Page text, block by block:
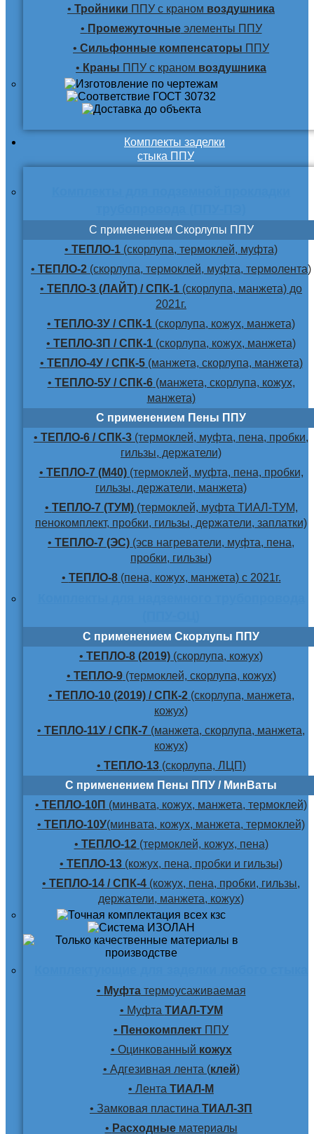
• Тройники ППУ с краном воздушника
• Промежуточныеэлементы ППУ
• Сильфонные компенсаторы ППУ
• Краны ППУ с краном воздушника
Комплекты заделки
стыка ППУ
С применением Скорлупы ППУ
• ТЕПЛО-1 (скорлупа, термоклей, муфта)
• ТЕПЛО-2 (скорлупа, термоклей, муфта, термолента)
• ТЕПЛО-3 (ЛАЙТ) / СПК-1 (скорлупа, манжета) до
2021г.
• ТЕПЛО-3У / СПК-1 (скорлупа, кожух, манжета)
• ТЕПЛО-3П / СПК-1 (скорлупа, кожух, манжета)
• ТЕПЛО-4У / СПК-5(манжета, скорлупа, манжета)
• ТЕПЛО-5У / СПК-6(манжета, скорлупа, кожух,
манжета)
С применением Пены ППУ
• ТЕПЛО-6 / СПК-3 (термоклей, муфта, пена, пробки,
гильзы, держатели)
• ТЕПЛО-7 (М40)(термоклей, муфта, пена, пробки,
гильзы, держатели, манжета)
• ТЕПЛО-7 (ТУМ)(термоклей, муфта ТИАЛ-ТУМ,
пенокомплект, пробки, гильзы, держатели, заплатки)
• ТЕПЛО-7 (ЭС) (эсв нагреватели, муфта, пена,
пробки, гильзы)
• ТЕПЛО-8(пена, кожух, манжета) с 2021г.
С применением Скорлупы ППУ
• ТЕПЛО-8 (2019) (скорлупа, кожух)
• ТЕПЛО-9(термоклей, скорлупа, кожух)
• ТЕПЛО-10 (2019) / СПК-2(скорлупа, манжета,
кожух)
• ТЕПЛО-11У / СПК-7 (манжета, скорлупа, манжета,
кожух)
• ТЕПЛО-13(скорлупа, ЛЦП)
С применением Пены ППУ / МинВаты
• ТЕПЛО-10П (минвата, кожух, манжета, термоклей)
• ТЕПЛО-10У(минвата, кожух, манжета, термоклей)
• ТЕПЛО-12(термоклей, кожух, пена)
• ТЕПЛО-13 (кожух, пена, пробки и гильзы)
• ТЕПЛО-14 / СПК-4 (кожух, пена, пробки, гильзы,
держатели, манжета, кожух)
• Муфтатермоусаживаемая
• Муфта ТИАЛ-ТУМ
• Пенокомплект ППУ
• Оцинкованный кожух
• Адгезивная лента (клей)
• Лента ТИАЛ-М
• Замковая пластина ТИАЛ-ЗП
• Расходныематериалы